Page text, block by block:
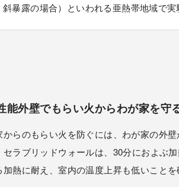
斜暴露の場合）といわれる亜熱帯地域で実
能外壁でもらい火からわが家を守
からのもらい火を防ぐには、わが家の外
セラブリッドウォールは、30分におよぶ
加熱に耐え、室内の温度上昇も低いことを